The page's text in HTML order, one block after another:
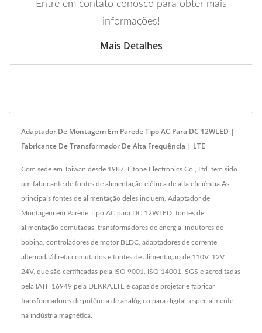
Entre em contato conosco para obter mais
informações!
Mais Detalhes
Adaptador De Montagem Em Parede Tipo AC Para DC 12WLED |
Fabricante De Transformador De Alta Frequência | LTE
Com sede em Taiwan desde 1987, Litone Electronics Co., Ltd. tem sido
um fabricante de fontes de alimentação elétrica de alta eficiência.As
principais fontes de alimentação deles incluem, Adaptador de
Montagem em Parede Tipo AC para DC 12WLED, fontes de
alimentação comutadas, transformadores de energia, indutores de
bobina, controladores de motor BLDC, adaptadores de corrente
alternada/direta comutados e fontes de alimentação de 110V, 12V,
24V, que são certificadas pela ISO 9001, ISO 14001, SGS e acreditadas
pela IATF 16949 pela DEKRA.LTE é capaz de projetar e fabricar
transformadores de potência de analógico para digital, especialmente
na indústria magnética.